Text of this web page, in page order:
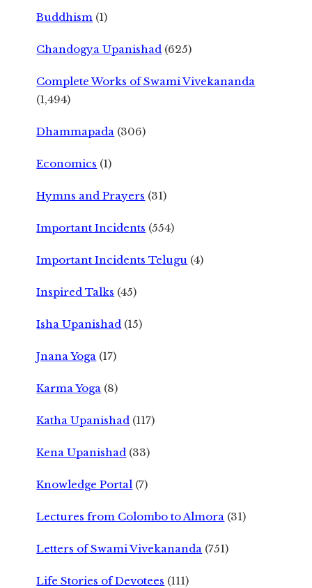
Buddhism (1)
Chandogya Upanishad (625)
Complete Works of Swami Vivekananda
(1,494)
Dhammapada (306)
Economics (1)
Hymns and Prayers (31)
Important Incidents (554)
Important Incidents Telugu (4)
Inspired Talks (45)
Isha Upanishad (15)
Jnana Yoga (17)
Karma Yoga (8)
Katha Upanishad (117)
Kena Upanishad (33)
Knowledge Portal (7)
Lectures from Colombo to Almora (31)
Letters of Swami Vivekananda (751)
Life Stories of Devotees (111)